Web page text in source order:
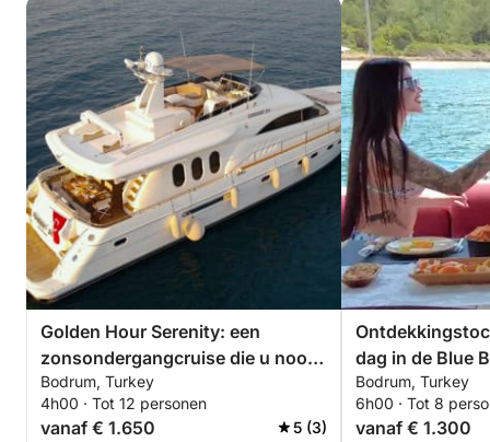
Golden Hour Serenity: een
zonsondergangcruise die u nooit
zult vergeten
Bodrum, Turkey
4h00 · Tot 12 personen
vanaf € 1.650 5 (3)
dag in de Blue
Vlot zeilen op
Bodrum, Turkey
6h00 · Tot 8
vanaf € 1.300